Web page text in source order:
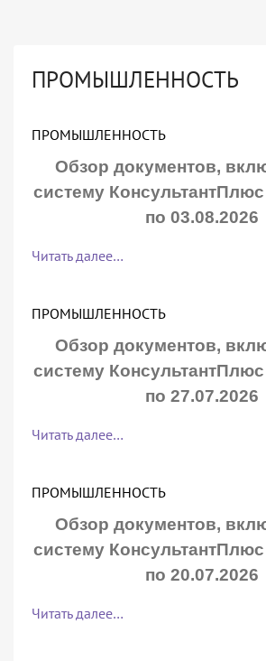
ПРОМЫШЛЕННОСТЬ
ПРОМЫШЛЕННОСТЬ
Обзор документов,
систему КонсультантПлюс
по 03.08.2026
Читать далее…
ПРОМЫШЛЕННОСТЬ
Обзор документов,
систему КонсультантПлюс
по 27.07.2026
Читать далее…
ПРОМЫШЛЕННОСТЬ
Обзор документов,
систему КонсультантПлюс
по 20.07.2026
Читать далее…